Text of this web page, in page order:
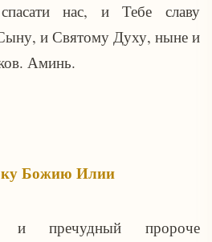
нас, и Тебе славу
и Святому Духу, ныне и
Аминь.
Божию Илии
и пречудный пророче